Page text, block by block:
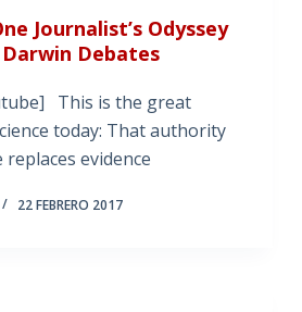
Journalist’s Odyssey
Debates
This is the great
today: That authority
evidence
22 FEBRERO 2017